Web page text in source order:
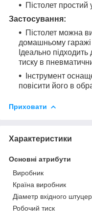
Пістолет простий
Застосування:
Пістолет можна
домашньому гаражі
Ідеально
тиску в
Інструмент
повісити його в
Приховати
Характеристики
Основні атрибути
Виробник
Країна виробник
Діаметр вхідного
Робочий тиск